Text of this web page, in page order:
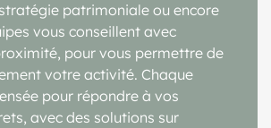
patrimoniale ou encore
vous conseillent avec
pour vous permettre de
votre activité. Chaque
pour répondre à vos
avec des solutions sur